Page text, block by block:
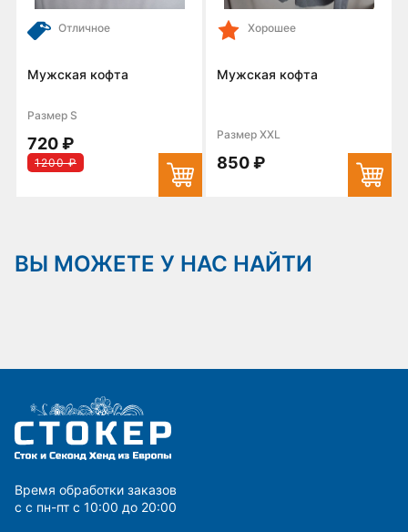
Отличное
Мужская кофта
Размер S
720 ₽
1200 ₽
Хорошее
Мужская кофта
Размер XXL
850 ₽
ВЫ МОЖЕТЕ У НАС НАЙТИ
Время обработки заказов
с с пн-пт с 10:00 до 20:00